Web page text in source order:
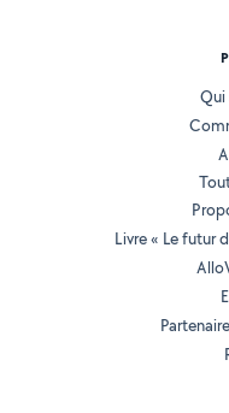
Qui
Livre « Le futur